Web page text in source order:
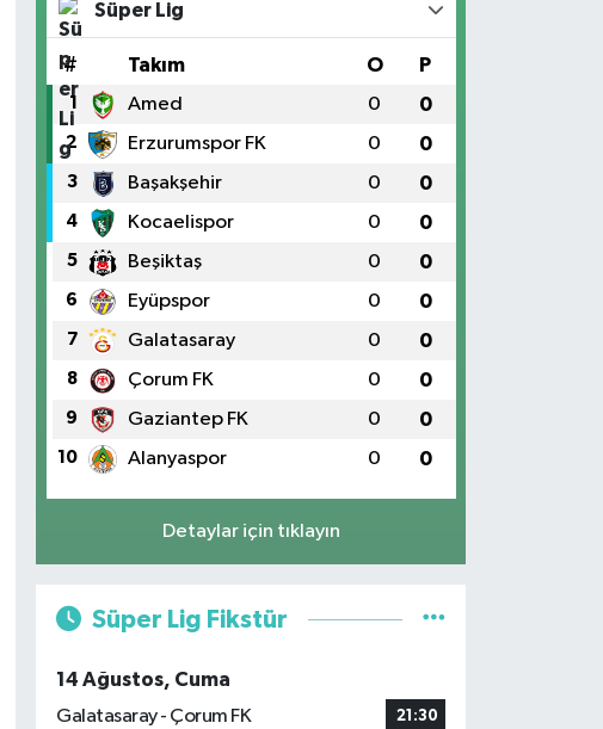
Süper Lig
# Takım O P
1 Amed 0 0
2 Erzurumspor FK 0 0
3 Başakşehir 0 0
4 Kocaelispor 0 0
5 Beşiktaş 0 0
6 Eyüpspor 0 0
7 Galatasaray 0 0
8 Çorum FK 0 0
9 Gaziantep FK 0 0
10 Alanyaspor 0 0
Detaylar için tıklayın
Süper Lig Fikstür
14 Ağustos, Cuma
Galatasaray - Çorum FK
21:30